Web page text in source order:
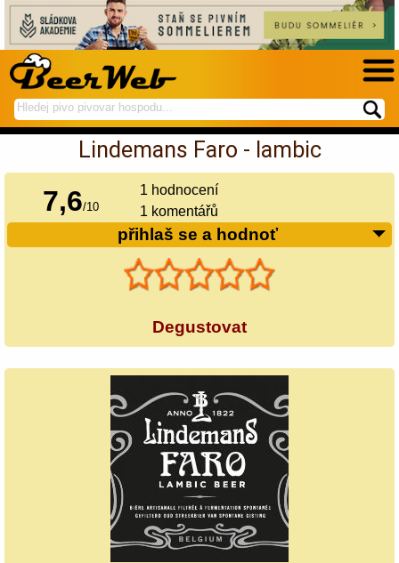
hledej
na
spustí
hledání
Lindemans Faro - lambic
7,6/10
1 hodnocení
1 komentářů
přihlaš se a hodnoť
Degustovat